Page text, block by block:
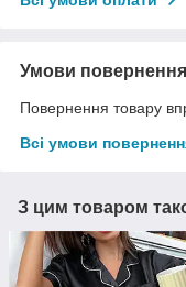
Умови повернення
Повернення товару
Всі умови
З цим товаром